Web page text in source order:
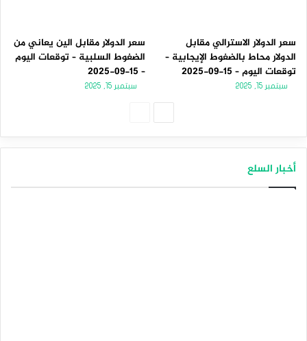
سعر الدولار الاسترالي مقابل
الدولار محاط بالضغوط الإيجابية –
توقعات اليوم – 15-09-2025
سبتمبر 15, 2025
سعر الدولار مقابل الين يعاني من
الضغوط السلبية – توقعات اليوم
– 15-09-2025
سبتمبر 15, 2025
أخبار السلع